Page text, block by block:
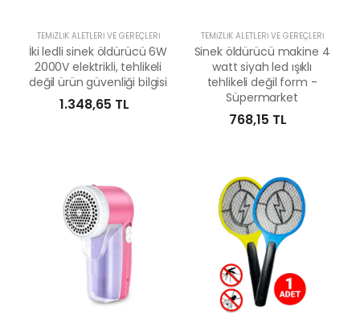
TEMIZLIK ALETLERI VE GEREÇLERI
İki ledli sinek öldürücü 6W
2000V elektrikli, tehlikeli
değil ürün güvenliği bilgisi
1.348,65 TL
TEMIZLIK ALETLERI VE GEREÇLERI
Sinek öldürücü makine 4
watt siyah led ışıklı
tehlikeli değil form -
Süpermarket
768,15 TL